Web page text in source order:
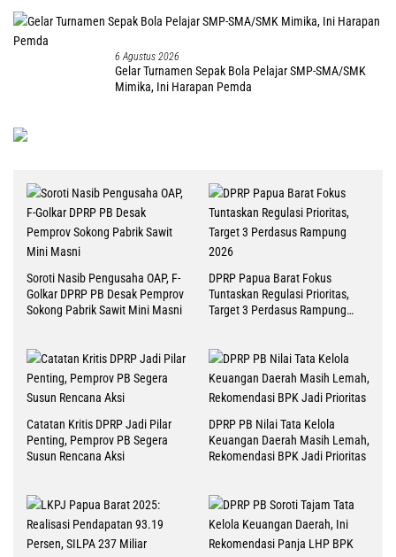
6 Agustus 2026
Gelar Turnamen Sepak Bola Pelajar SMP-SMA/SMK
Mimika, Ini Harapan Pemda
Soroti Nasib Pengusaha OAP, F-
Golkar DPRP PB Desak Pemprov
Sokong Pabrik Sawit Mini Masni
DPRP Papua Barat Fokus
Tuntaskan Regulasi Prioritas,
Target 3 Perdasus Rampung
Catatan Kritis DPRP Jadi Pilar
Penting, Pemprov PB Segera
Susun Rencana Aksi
DPRP PB Nilai Tata Kelola
Keuangan Daerah Masih Lemah,
Rekomendasi BPK Jadi Prioritas